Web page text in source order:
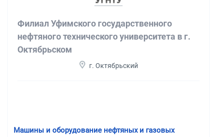
Филиал Уфимского государственного
нефтяного технического университета в г.
Октябрьском
г. Октябрьский
Машины и оборудование нефтяных и газовых